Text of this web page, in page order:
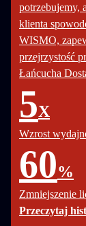
potrzebujemy,
klienta
WISMO,
przejrzystość
Łańcucha
5X
Wzrost
60%
Zmniejszenie
Przeczytaj